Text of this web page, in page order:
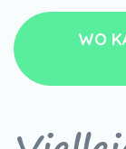
WO